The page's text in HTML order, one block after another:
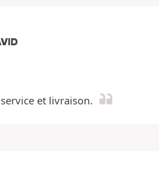
et livraison.